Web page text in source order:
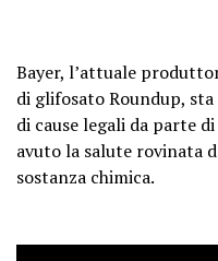
Bayer, l’attuale
di glifosato Roundup,
di cause legali da parte
avuto la salute rovinata
sostanza chimica.